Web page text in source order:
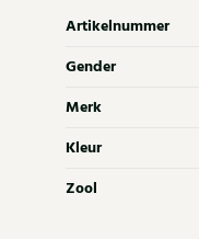
Artikelnummer
Gender
Merk
Kleur
Zool